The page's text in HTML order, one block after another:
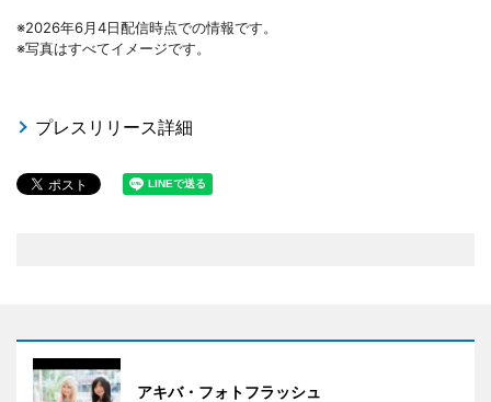
※2026年6月4日配信時点での情報です。
※写真はすべてイメージです。
プレスリリース詳細
アキバ・フォトフラッシュ